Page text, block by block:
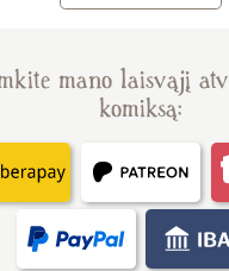
mano laisvąjį
komiksą: